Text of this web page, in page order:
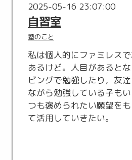
2025-05-16 23:07:00
自習室
塾のこと
私は個人的にファミレス
あるけど。人目があると
ビングで勉強したり，友
ながら勉強している子も
つも褒められたい願望を
て活用していきたい。